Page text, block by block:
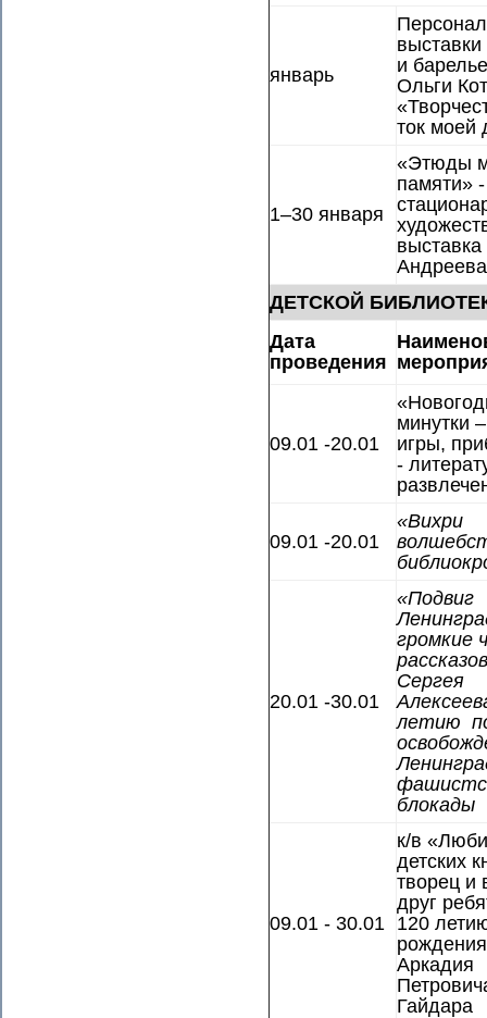
январь
выставки
и
Ольги
ток моей
1–30 января
«Этюды
памяти» -
Андреева
ДЕТСКОЙ
Дата
проведения
09.01 -20.01
минутки
игры,
-
09.01 -20.01
«Вихри
20.01 -30.01
«Подвиг
громкие
рассказов
Сергея
летию
блокады
09.01 - 30.01
к/в
детских
творец и
друг
120
рождения
Аркадия
Гайдара